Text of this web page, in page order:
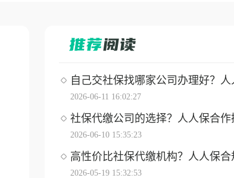
自己交社保找哪家公司办理好？人
2026-06-11 16:02:27
社保代缴公司的选择？人人保合作
2026-06-10 15:35:23
高性价比社保代缴机构？人人保合
2026-05-19 15:32:53